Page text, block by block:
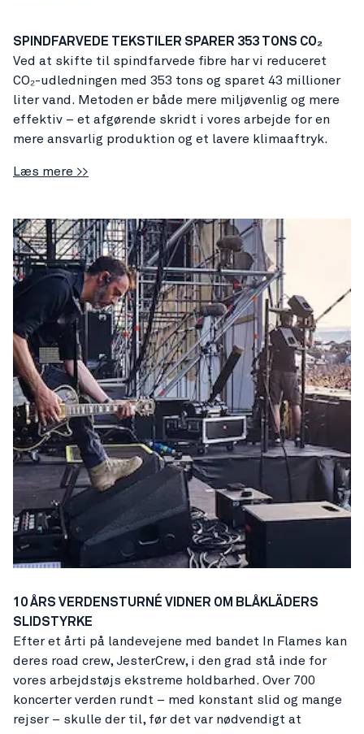
SPINDFARVEDE TEKSTILER SPARER 353 TONS CO₂
Ved at skifte til spindfarvede fibre har vi reduceret
CO₂-udledningen med 353 tons og sparet 43 millioner
liter vand. Metoden er både mere miljøvenlig og mere
effektiv – et afgørende skridt i vores arbejde for en
mere ansvarlig produktion og et lavere klimaaftryk.
Læs mere >>
10 ÅRS VERDENSTURNÉ VIDNER OM BLÅKLÄDERS
SLIDSTYRKE
Efter et årti på landevejene med bandet In Flames kan
deres road crew, JesterCrew, i den grad stå inde for
vores arbejdstøjs ekstreme holdbarhed. Over 700
koncerter verden rundt – med konstant slid og mange
rejser – skulle der til, før det var nødvendigt at